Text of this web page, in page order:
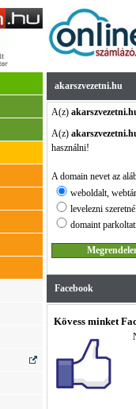
akarszvezetni.hu
A(z)
A(z)
használni!
A domain nevet az
weboldalt,
levelezni
domaint
Facebook
Kövess minket